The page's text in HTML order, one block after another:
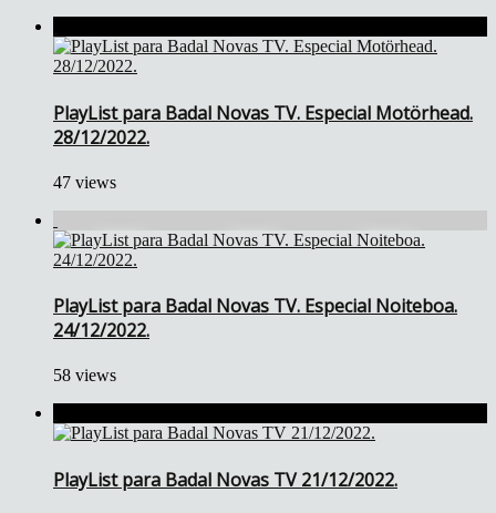
PlayList para Badal Novas TV. Especial Motörhead.
28/12/2022.
47 views
PlayList para Badal Novas TV. Especial Noiteboa.
24/12/2022.
58 views
PlayList para Badal Novas TV 21/12/2022.